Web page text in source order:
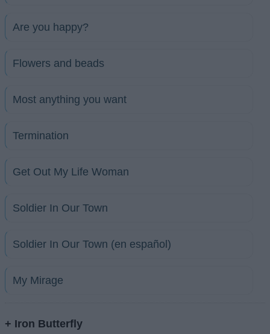
Are you happy?
Flowers and beads
Most anything you want
Termination
Get Out My Life Woman
Soldier In Our Town
Soldier In Our Town (en español)
My Mirage
+ Iron Butterfly